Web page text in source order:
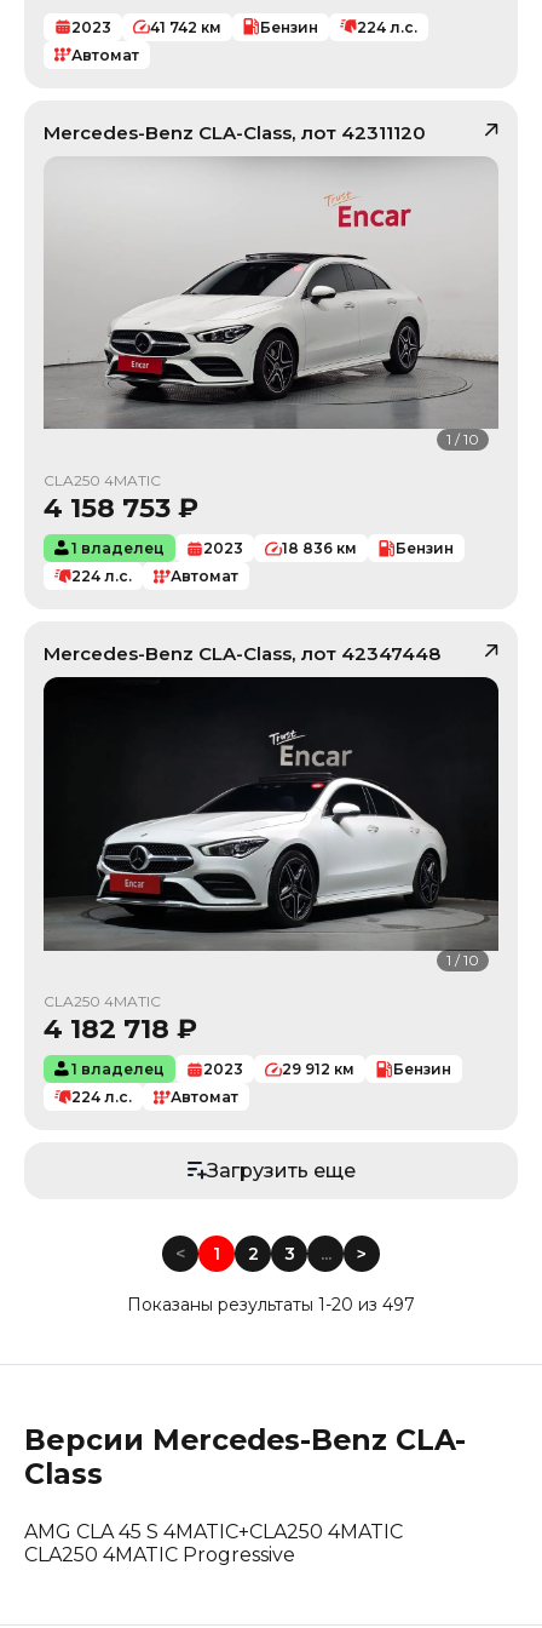
2023 41 742 км Бензин 224 л.с.
Автомат
Mercedes-Benz CLA-Class, лот 42311120
1 /10
CLA250 4MATIC
4 158 753 ₽
1 владелец 2023 18 836 км
Бензин
224 л.с. Автомат
Mercedes-Benz CLA-Class, лот 42347448
1 /10
CLA250 4MATIC
4 182 718 ₽
1 владелец 2023 29 912 км
Бензин
224 л.с. Автомат
Загрузить еще
< 1 2 3 ... <
Показаны результаты 1-20 из 497
Версии Mercedes-Benz CLA-
Class
AMG CLA 45 S 4MATIC+CLA250 4MATIC
CLA250 4MATIC Progressive